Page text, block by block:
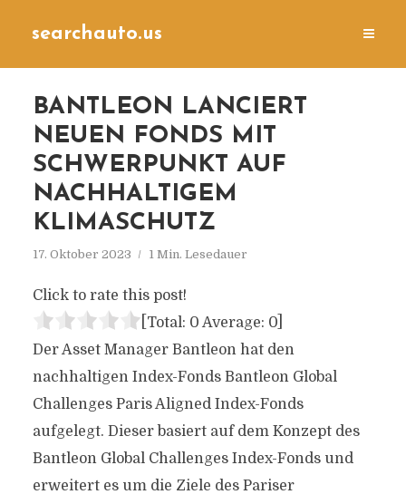
searchauto.us
BANTLEON LANCIERT
NEUEN FONDS MIT
SCHWERPUNKT AUF
NACHHALTIGEM
KLIMASCHUTZ
17. Oktober 2023 1 Min. Lesedauer
Click to rate this post!
[Total: 0 Average: 0]
Der Asset Manager Bantleon hat den
nachhaltigen Index-Fonds Bantleon Global
Challenges Paris Aligned Index-Fonds
aufgelegt. Dieser basiert auf dem Konzept des
Bantleon Global Challenges Index-Fonds und
erweitert es um die Ziele des Pariser